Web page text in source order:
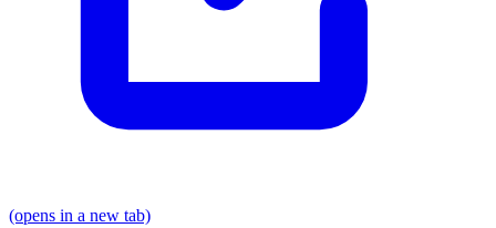
(opens in a new tab)